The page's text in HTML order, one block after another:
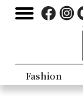
Fashion